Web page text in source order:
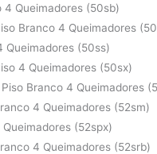
4 Queimadores (50sb)
Branco 4 Queimadores
Queimadores (50ss)
4 Queimadores (50sx)
Branco 4 Queimadores
4 Queimadores (52sm)
(52spx)
4 Queimadores (52srb)